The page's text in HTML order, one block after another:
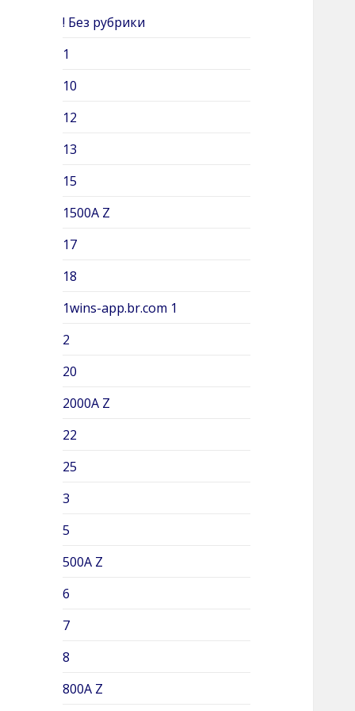
h
r
! Без рубрики
1
10
12
13
15
1500A Z
17
18
1wins-app.br.com 1
2
20
2000A Z
22
25
3
5
500A Z
6
7
8
800A Z